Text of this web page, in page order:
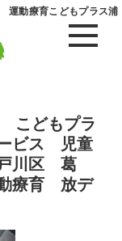
運動療育こどもプラス浦
どもプラ
ビス 児童
川区 葛
療育 放デ